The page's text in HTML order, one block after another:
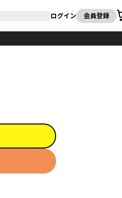
ログイン 会員登録
カート